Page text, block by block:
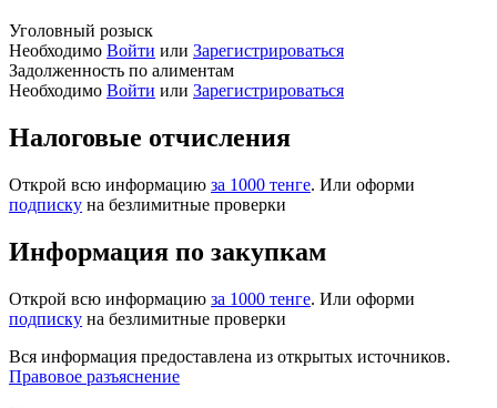
Уголовный розыск
Необходимо Войти или Зарегистрироваться
Задолженность по алиментам
Необходимо Войти или Зарегистрироваться
Налоговые отчисления
Открой всю информацию за 1000 тенге. Или оформи
подписку на безлимитные проверки
Информация по закупкам
Открой всю информацию за 1000 тенге. Или оформи
подписку на безлимитные проверки
Вся информация предоставлена из открытых источников.
Правовое разъяснение